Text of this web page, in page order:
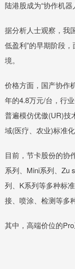
陆港股成为“协作机器
据分析人士观察，我
低盈利”的早期阶段
境。
价格方面，国产协作
年的4.8万元/台，行
普遍模仿优傲(UR)技
域(医疗、农业)标准化
目前，节卡股份的协
系列、Mini系列、Zu
列、K系列等多种标
接、喷涂、检测等多
其中，高端价位的